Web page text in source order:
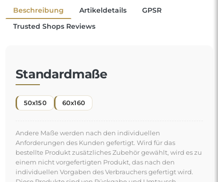
beim Schminken, beim Ankleiden oder beim letzten
Feinschliff vor dem Ausgehen. Er ermöglicht den
unentbehrlichen Element im Schlafzimmer, im
Eine bequeme Lösung, die den Alltag erleichtert